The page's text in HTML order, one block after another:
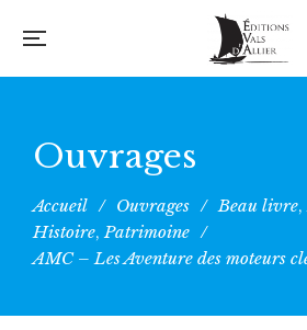
Ouvrages
Accueil / Ouvrages / Beau livre,
Histoire,Patrimoine /
AMC – Les Aventure des moteurs